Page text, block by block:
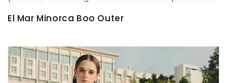
El Mar Minorca Boo Outer